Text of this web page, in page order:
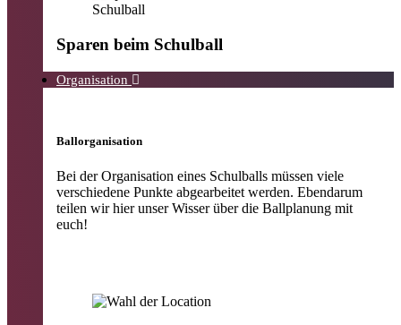
Sparen beim Schulball
Organisation
Ballorganisation
Bei der Organisation eines Schulballs müssen viele
verschiedene Punkte abgearbeitet werden. Ebendarum
teilen wir hierunser Wisser über die Ballplanung mit
euch!